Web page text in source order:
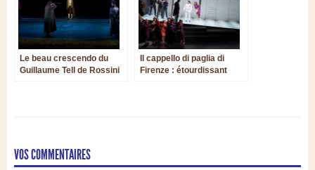
Le beau crescendo du
Guillaume Tell de Rossini
Il cappello di paglia di
Firenze : étourdissant
VOS COMMENTAIRES